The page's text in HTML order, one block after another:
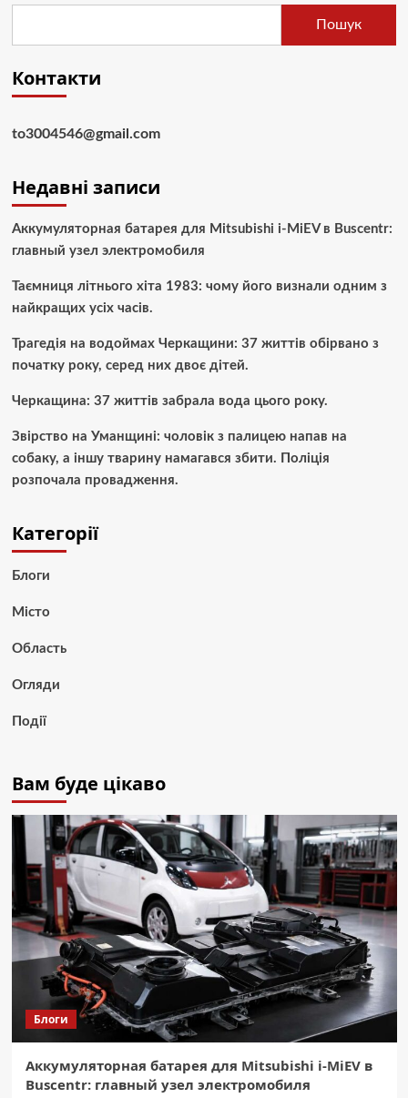
Пошук
Контакти
to3004546@gmail.com
Недавні записи
Аккумуляторная батарея для Mitsubishi i-MiEV в Buscentr:
главный узел электромобиля
Таємниця літнього хіта 1983: чому його визнали одним з
найкращих усіх часів.
Трагедія на водоймах Черкащини: 37 життів обірвано з
початку року, серед них двоє дітей.
Черкащина: 37 життів забрала вода цього року.
Звірство на Уманщині: чоловік з палицею напав на
собаку, а іншу тварину намагався збити. Поліція
розпочала провадження.
Категорії
Блоги
Місто
Область
Огляди
Події
Вам буде цікаво
Блоги
Аккумуляторная батарея для Mitsubishi i-MiEV в
Buscentr: главный узел электромобиля